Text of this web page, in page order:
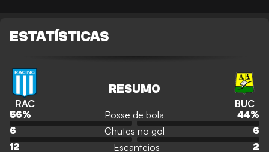
ESTATÍSTICAS
RAC
RESUMO
BUC
56% Posse de bola 44%
6
Chutes no gol
6
12
Escanteios 2